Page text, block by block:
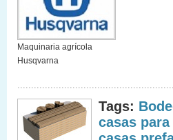
Maquinaria agrícola
Husqvarna
Tags:
casas